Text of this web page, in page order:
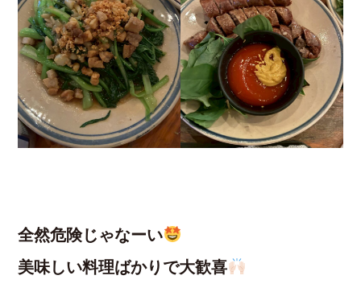
全然危険じゃなーい
美味しい料理ばかりで大歓喜